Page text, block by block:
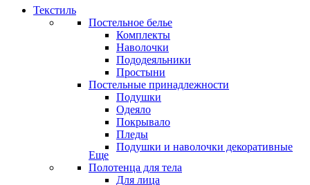
Текстиль
Постельное белье
Комплекты
Наволочки
Пододеяльники
Простыни
Постельные принадлежности
Подушки
Одеяло
Покрывало
Пледы
Подушки и наволочки декоративные
Еще
Полотенца для тела
Для лица